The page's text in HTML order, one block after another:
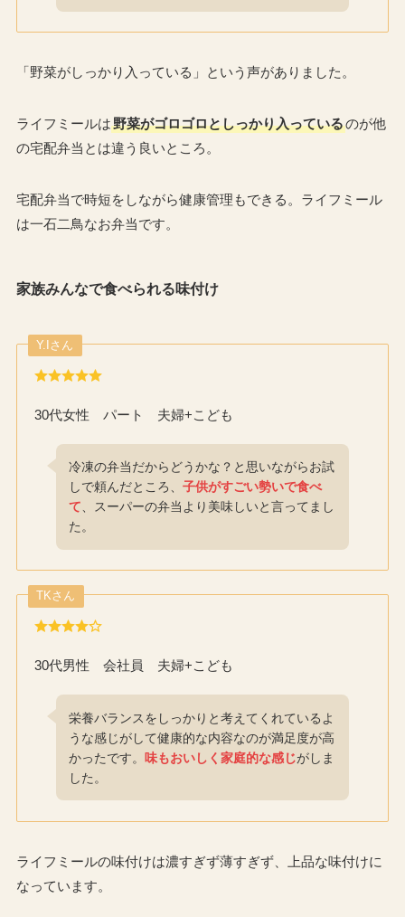
「野菜がしっかり入っている」という声がありました。
ライフミールは野菜がゴロゴロとしっかり入っているのが他
の宅配弁当とは違う良いところ。
宅配弁当で時短をしながら健康管理もできる。ライフミール
は一石二鳥なお弁当です。
家族みんなで食べられる味付け
Y.Iさん
30代女性 パート 夫婦+こども
冷凍の弁当だからどうかな？と思いながらお試
しで頼んだところ、 子供がすごい勢いで食べ
て、スーパーの弁当より美味しいと言ってまし
た。
TKさん
30代男性 会社員 夫婦+こども
栄養バランスをしっかりと考えてくれているよ
うな感じがして健康的な内容なのが満足度が高
かったです。 味もおいしく家庭的な感じがしま
した。
ライフミールの味付けは濃すぎず薄すぎず、上品な味付けに
なっています。